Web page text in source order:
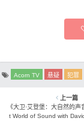
Acorn TV 悬疑 犯罪
上一篇
《大卫·艾登堡：大自然的
t World of Sound with